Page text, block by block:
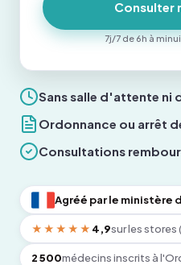
Sans salle d'attente ni
Ordonnance ou arrêt
Consultations
Agréé par le ministère
★★★★★ 4,9sur les stores
2 500médecins inscrits à
Consulter
7j/7 de 6h à